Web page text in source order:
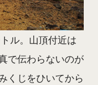
ル。山頂付近は
で伝わらないのが
くじをひいてから